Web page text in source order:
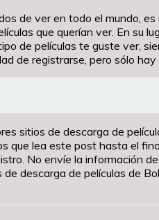
de ver en todo el mundo,
que querían ver. En su
de películas te guste ver,
de registrarse, pero sólo
sitios de descarga de
que lea este post hasta el
No envíe la información
descarga de películas de